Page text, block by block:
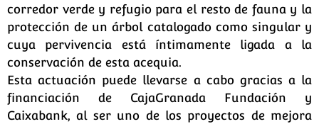
corredor verde y refugio para el resto de fauna y la
protección de un árbol catalogado como singular y
cuya pervivencia está íntimamente ligada a la
conservación de esta acequia.
Esta actuación puede llevarse a cabo gracias a la
financiación de CajaGranada Fundación y
Caixabank, al ser uno de los proyectos de mejora